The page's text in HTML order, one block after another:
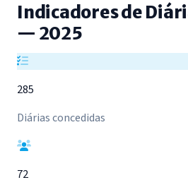
Indicadores de
— 2025
285
Diárias concedidas
72